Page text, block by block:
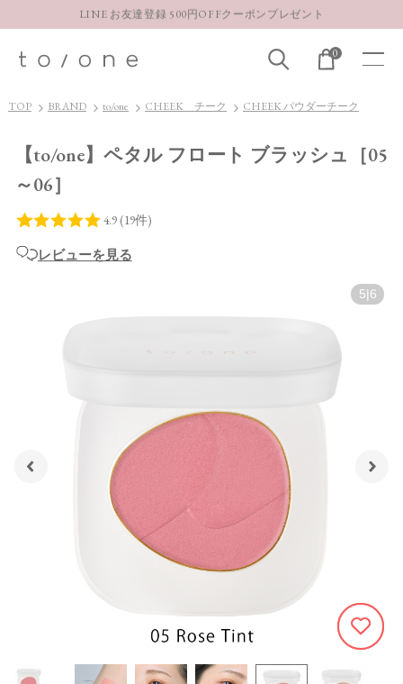
LINE お友達登録 500円OFFクーポンプレゼント
お得な定期購入コースはこちら
LINE お友達登録 500円OFFクーポンプレゼント
0
TOP BRAND to/one CHEEK チーク CHEEK パウダーチーク
【to/one】ペタル フロート ブラッシュ［05
～06］
レビューを見る
5| 6
434